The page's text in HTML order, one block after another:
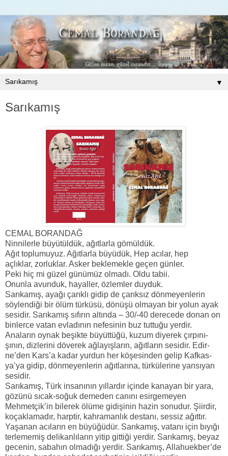
▼
Sarıkamış
CEMAL BORANDAĞ
Ninnilerle büyütüldük, ağıtlarla gömüldük.
Ağıt toplumuyuz. Ağıtlarla büyüdük, Hep acılar, hep
açlıklar, zorluklar. Asker beklemekle geçen günler.
Peki hiç mi güzel günümüz olmadı. Oldu tabii.
Onunla avunduk, hayaller, özlemler duyduk.
Sarıkamış, ayağı çarıklı gidip de çarıksız dönmeyenlerin
söylendiği bir ölüm türküsü, dönüşü olmayan bir yolun ayak
sesidir. Sarıkamış sıfırın altında – 30/-40 derecede donan on
binlerce vatan evladının nefesinin buz tuttuğu yerdir.
Anaların oynak beşikte büyüttüğü, kuzum diyerek çırpını-
şının, dizlerini döverek ağlayışların, ağıtların sesidir. Edir-
ne’den Kars’a kadar yurdun her köşesinden gelip Kafkas-
ya’ya gidip, dönmeyenlerin ağıtlarına, türkülerine yansıyan
sesidir.
Sarıkamış, Türk insanının yıllardır içinde kanayan bir yara,
gözünü sıcak-soğuk demeden canını esirgemeyen
Mehmetçik’in bilerek ölüme gidişinin hazin sonudur. Şiirdir,
koçaklamadır, harptir, kahramanlık destanı, sessiz ağıttır.
Yaşanan acıların en büyüğüdür. Sarıkamış, vatanı için bıyığı
terlememiş delikanlıların yitip gittiği yerdir. Sarıkamış, beyaz
gecenin, sabahın olmadığı yerdir. Sarıkamış, Allahuekber’de